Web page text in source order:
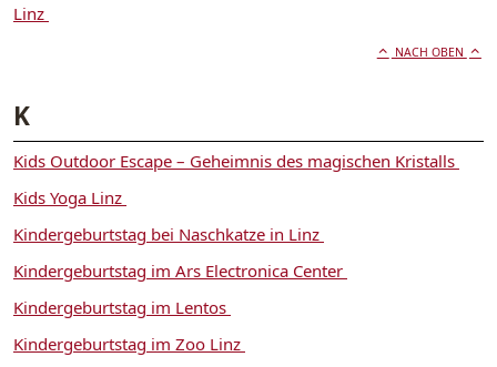
Linz
NACH OBEN
K
Kids Outdoor Escape – Geheimnis des magischen Kristalls
Kids Yoga Linz
Kindergeburtstag bei Naschkatze in Linz
Kindergeburtstag im Ars Electronica Center
Kindergeburtstag im Lentos
Kindergeburtstag im Zoo Linz